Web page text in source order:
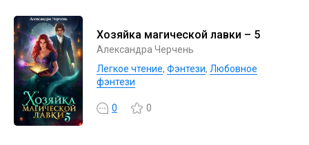
Хозяйка магической лавки – 5
Александра Черчень
Легкое чтение, Фэнтези, Любовное
фэнтези
0 0